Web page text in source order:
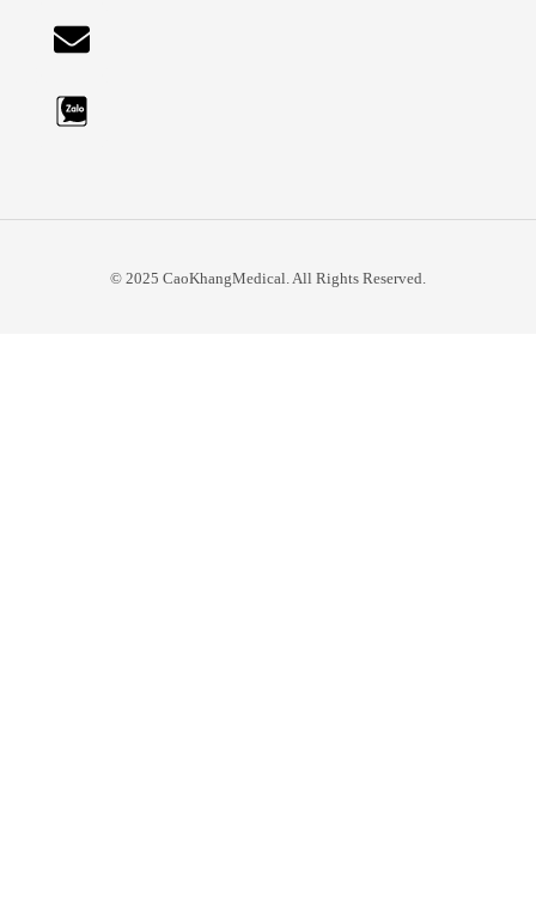
© 2025 CaoKhangMedical. All Rights Reserved.